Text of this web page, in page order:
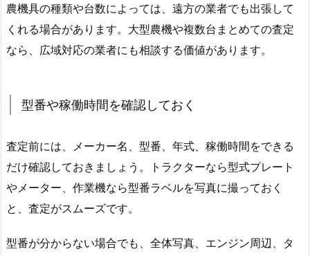
農機具の種類や台数によっては、遠方の業者でも出張して
くれる場合があります。大型農機や複数台まとめての査定
なら、広域対応の業者にも相談する価値があります。
型番や稼働時間を確認しておく
査定前には、メーカー名、型番、年式、稼働時間をできる
だけ確認しておきましょう。トラクターなら型式プレート
やメーター、作業機なら型番ラベルを写真に撮っておく
と、査定がスムーズです。
型番が分からない場合でも、全体写真、エンジン周辺、タ